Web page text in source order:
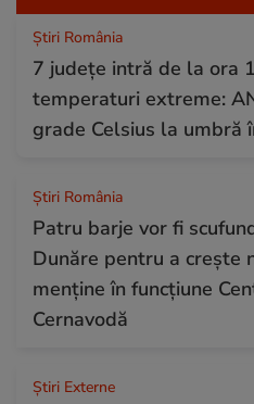
Știri România
7 județe intră de la ora
temperaturi extreme:
grade Celsius la umbră
Știri România
Patru barje vor fi
Dunăre pentru a crește
menține în funcțiune
Cernavodă
Știri Externe